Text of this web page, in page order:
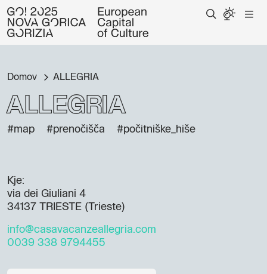
Domov ALLEGRIA
ALLEGRIA
#map #prenočišča #počitniške_hiše
Kje:
via dei Giuliani 4
34137 TRIESTE (Trieste)
info@casavacanzeallegria.com
0039 338 9794455